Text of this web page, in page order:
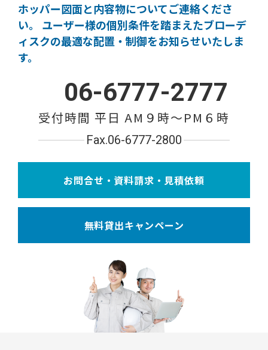
ホッパー図面と内容物についてご連絡くださ
い。
ユーザー様の個別条件を踏まえたブローデ
ィスクの最適な配置・制御をお知らせいたしま
す。
06-6777-2777
受付時間 平日 AM９時〜PM６時
Fax.06-6777-2800
お問合せ・資料請求・見積依頼
無料貸出キャンペーン